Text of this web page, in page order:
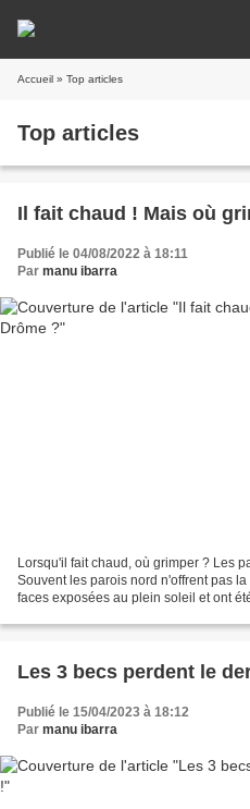
Accueil » Top articles
Top articles
Il fait chaud ! Mais où
Publié le 04/08/2022 à 18:11
Par manu ibarra
Lorsqu'il fait chaud, où grimper ? Les
Souvent les parois nord n'offrent pas
faces exposées au plein soleil et ont
Les 3 becs perdent le
Publié le 15/04/2023 à 18:12
Par manu ibarra